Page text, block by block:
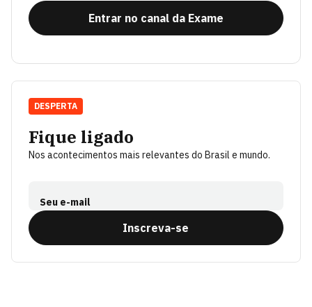
Entrar no canal da Exame
Fique ligado
Nos acontecimentos mais relevantes do Brasil e mundo.
Seu e-mail
Inscreva-se
DESPERTA